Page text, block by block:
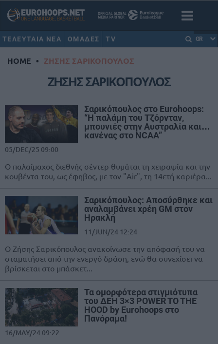
ΤΕΛΕΥΤΑΙΑ ΝΕΑ ΟΜΑΔΕΣ TV GR
HOME • ΖΗΣΗΣ ΣΑΡΙΚΟΠΟΥΛΟΣ
ΖΗΣΗΣ ΣΑΡΙΚΟΠΟΥΛΟΣ
Σαρικόπουλος στο Eurohoops:
“Η παλάμη του Τζόρνταν,
μπουνιές στην Αυστραλία και…
κανένας στο NCAA”
05/DEC/25 09:00
Ο παλαίμαχος διεθνής σέντερ θυμάται τη χειραψία και την
κουβέντα του, ως έφηβος, με τον "Air", τη 14ετή καριέρα...
Σαρικόπουλος: Αποσύρθηκε και
αναλαμβάνει χρέη GM στον
Ηρακλή
11/JUN/24 12:24
Ο Ζήσης Σαρικόπουλος ανακοίνωσε την απόφασή του να
σταματήσει από την ενεργό δράση, ενώ θα συνεχίσει να
βρίσκεται στο μπάσκετ...
Τα ομορφότερα στιγμιότυπα
του ΔΕΗ 3×3 POWER TO THE
HOOD by Eurohoops στο
Πανόραμα!
16/MAY/24 09:22